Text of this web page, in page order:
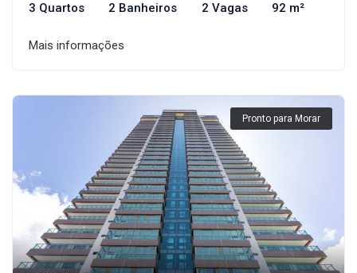
3 Quartos 2 Banheiros 2 Vagas 92 m²
Mais informações
Pronto para Morar